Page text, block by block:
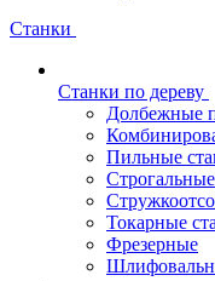
Станки
Станки по дереву
Долбежные
Пильные
Строгальные
Токарные
Фрезерные